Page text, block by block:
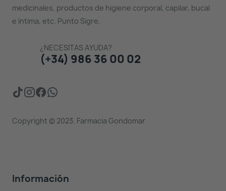
medicinales, productos de higiene corporal, capilar, bucal
e íntima, etc. Punto Sigre.
¿NECESITAS AYUDA?
(+34) 986 36 00 02
Copyright © 2023. Farmacia Gondomar
Información